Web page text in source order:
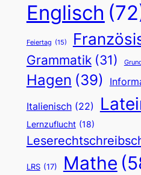
Englisch
Feiertag (15)
Grammatik (31)
Hagen (39)
Italienisch (22)
Lernzuflucht (18)
LRS (17) Mathe